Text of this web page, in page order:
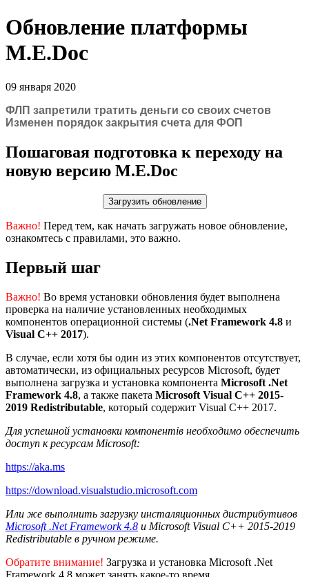
Обновление платформы
M.E.Doc
09 января 2020
ФЛП запретили тратить деньги со своих счетов
Изменен порядок закрытия счета для ФОП
Пошаговая подготовка к переходу на
новую версию M.E.Doc
Загрузить обновление
Важно! Перед тем, как начать загружать новое обновление,
ознакомтесь с правилами, это важно.
Первый шаг
Важно! Во время установки обновления будет выполнена
проверка на наличие установленных необходимых
компонентов операционной системы (.Net Framework 4.8 и
Visual C++ 2017).
В случае, если хотя бы один из этих компонентов отсутствует,
автоматически, из официальных ресурсов Microsoft, будет
выполнена загрузка и установка компонента Microsoft .Net
Framework 4.8, а также пакета Microsoft Visual C++ 2015-
2019 Redistributable, который содержит Visual C++ 2017.
Для успешной установки компонентів необходимо обеспечить
доступ к ресурсам Microsoft:
https://aka.ms
https://download.visualstudio.microsoft.com
Или же выполнить загрузку инсталяционных дистрибутивов
Microsoft .Net Framework 4.8 и Microsoft Visual C++ 2015-2019
Redistributable в ручном режиме.
Обратите внимание! Загрузка и установка Microsoft .Net
Framework 4.8 может занять какое-то время.